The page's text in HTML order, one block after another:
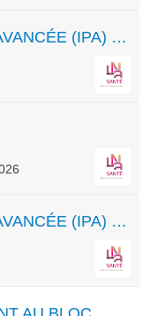
INFIRMIER EN PRATIQUE AVANCÉE (IPA) H/F - ONCOLOGIE
INFIRMIER EN PRATIQUE AVANCÉE (IPA) H/F - MALADIES CHRONIQUES